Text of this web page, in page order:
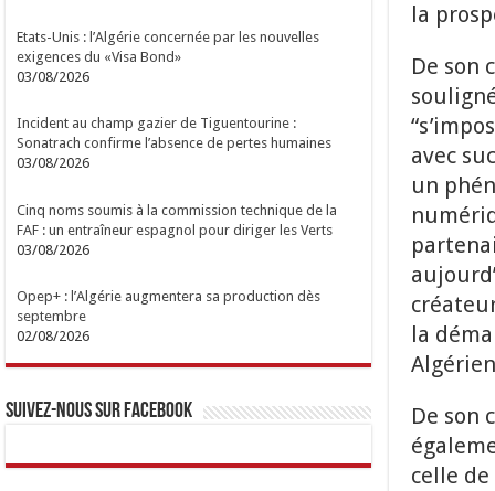
la
De son
avec
un
la
De son
celle
Etats-Unis : l’Algérie concernée par les nouvelles
exigences du «Visa Bond»
03/08/2026
Incident au champ gazier de Tiguentourine :
Sonatrach confirme l’absence de pertes humaines
03/08/2026
Cinq noms soumis à la commission technique de la
FAF : un entraîneur espagnol pour diriger les Verts
03/08/2026
Opep+ : l’Algérie augmentera sa production dès
septembre
02/08/2026
Suivez-nous sur Facebook